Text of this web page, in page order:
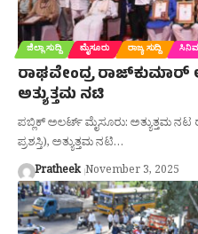
ಜಿಲ್ಲಾ ಸುದ್ದಿ ಮೈಸೂರು ರಾಜ್ಯ ಸುದ್ದಿ
ರಾಘವೇಂದ್ರ ರಾಜ್‌ಕುಮಾರ್‌
ಅತ್ಯುತ್ತಮ ನಟಿ
ಪಬ್ಲಿಕ್ ಅಲರ್ಟ್ ಮೈಸೂರು: ಅತ್ಯುತ್ತಮ ನಟ
ಪ್ರಶಸ್ತಿ), ಅತ್ಯುತ್ತಮ ನಟಿ…
Pratheek November 3, 2025